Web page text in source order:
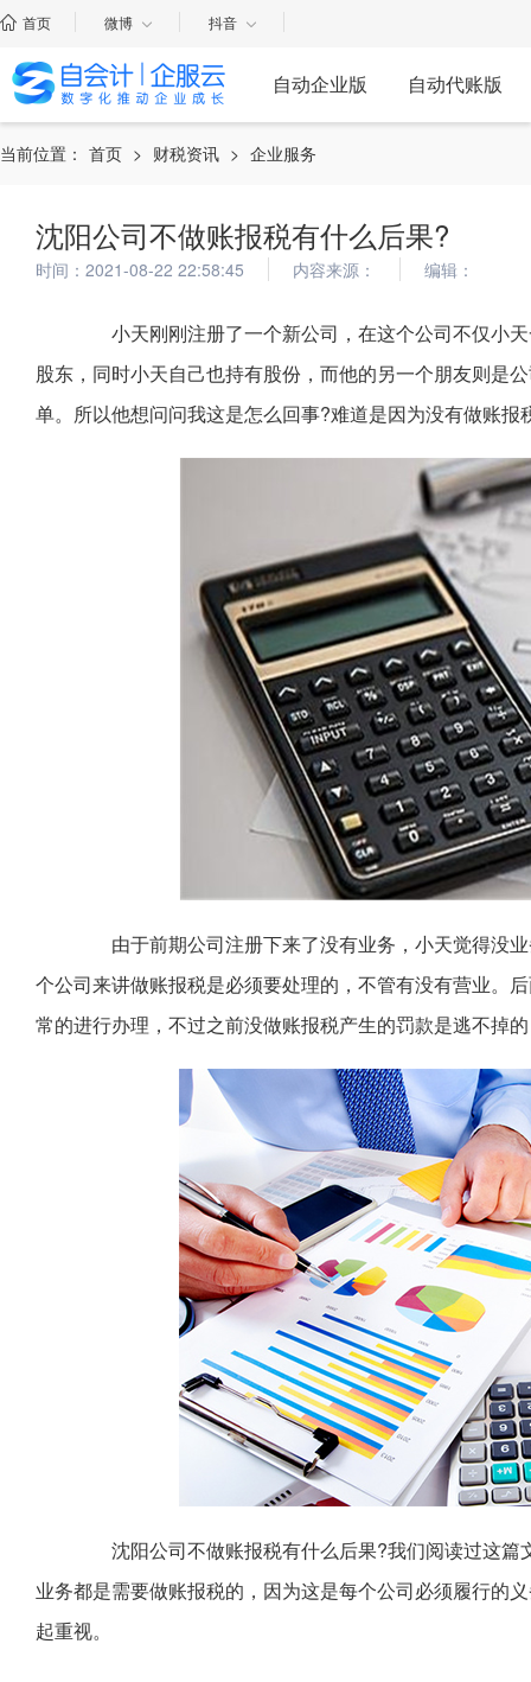
首页 微博 抖音
自动企业版 自动代账版
当前位置： 首页 > 财税资讯 > 企业服务
沈阳公司不做账报税有什么后果?
时间：2021-08-22 22:58:45 内容来源： 编辑：
小天刚刚注册了一个新公司，在这个公司不仅小天
股东，同时小天自己也持有股份，而他的另一个朋友则是
单。所以他想问问我这是怎么回事?难道是因为没有做账
由于前期公司注册下来了没有业务，小天觉得没业
个公司来讲做账报税是必须要处理的，不管有没有营业。
常的进行办理，不过之前没做账报税产生的罚款是逃不掉
沈阳公司不做账报税有什么后果?我们阅读过这篇
业务都是需要做账报税的，因为这是每个公司必须履行的
起重视。